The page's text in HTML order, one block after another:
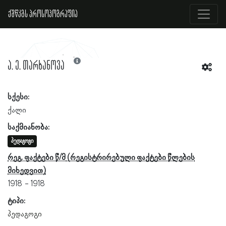
ქშწკგს პროსოპოგრაფია
ა. ე. თარხანოვა
სქესი:
ქალი
საქმიანობა:
პედაგოგი
რეგ. ფაქტები წ/მ
1918
1918
ტიპი:
პედაგოგი